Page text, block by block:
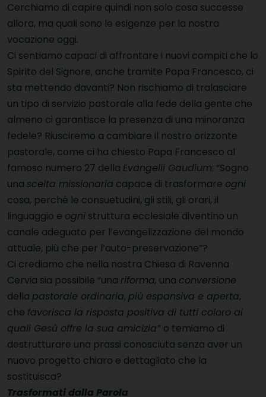
Cerchiamo di capire quindi non solo cosa successe
allora, ma quali sono le esigenze per la nostra
vocazione oggi.
Ci sentiamo capaci di affrontare i nuovi compiti che lo
Spirito del Signore, anche tramite Papa Francesco, ci
sta mettendo davanti? Non rischiamo di tralasciare
un tipo di servizio pastorale alla fede della gente che
almeno ci garantisce la presenza di una minoranza
fedele? Riusciremo a cambiare il nostro orizzonte
pastorale, come ci ha chiesto Papa Francesco al
famoso numero 27 della Evangelii Gaudium: “Sogno
una scelta missionaria capace di trasformare ogni
cosa, perché le consuetudini, gli stili, gli orari, il
linguaggio e ogni struttura ecclesiale diventino un
canale adeguato per l’evangelizzazione del mondo
attuale, più che per l’auto-preservazione”?
Ci crediamo che nella nostra Chiesa di Ravenna
Cervia sia possibile “una riforma, una conversione
della pastorale ordinaria, più espansiva e aperta,
che favorisca la risposta positiva di tutti coloro ai
quali Gesù offre la sua amicizia” o temiamo di
destrutturare una prassi conosciuta senza aver un
nuovo progetto chiaro e dettagliato che la
sostituisca?
Trasformati dalla Parola